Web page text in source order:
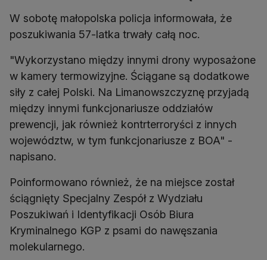
W sobotę małopolska policja informowała, że
poszukiwania 57-latka trwały całą noc.
"Wykorzystano między innymi drony wyposażone
w kamery termowizyjne. Ściągane są dodatkowe
siły z całej Polski. Na Limanowszczyznę przyjadą
między innymi funkcjonariusze oddziałów
prewencji, jak również kontrterroryści z innych
województw, w tym funkcjonariusze z BOA" -
napisano.
Poinformowano również, że na miejsce został
ściągnięty Specjalny Zespół z Wydziału
Poszukiwań i Identyfikacji Osób Biura
Kryminalnego KGP z psami do nawęszania
molekularnego.